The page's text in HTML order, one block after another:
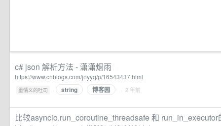
c# json 解析方法 - 潇潇烟雨
https://www.cnblogs.com/jnyyq/p/16543437.html
重情义的吐司 · string 博客园 · 2 年前
比较asyncio.run_coroutine_threadsafe 和